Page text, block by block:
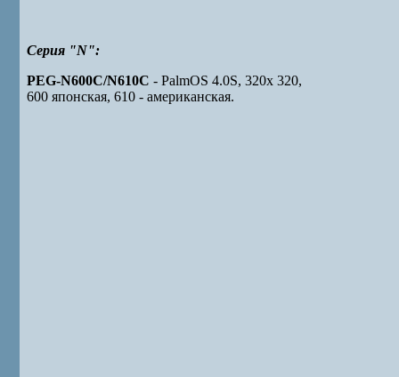
Серия "N":
PEG-N600C/N610C - PalmOS 4.0S, 320x 320,
600 японская, 610 - американская.